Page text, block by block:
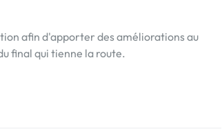
afin d'apporter des améliorations au
final qui tienne la route.